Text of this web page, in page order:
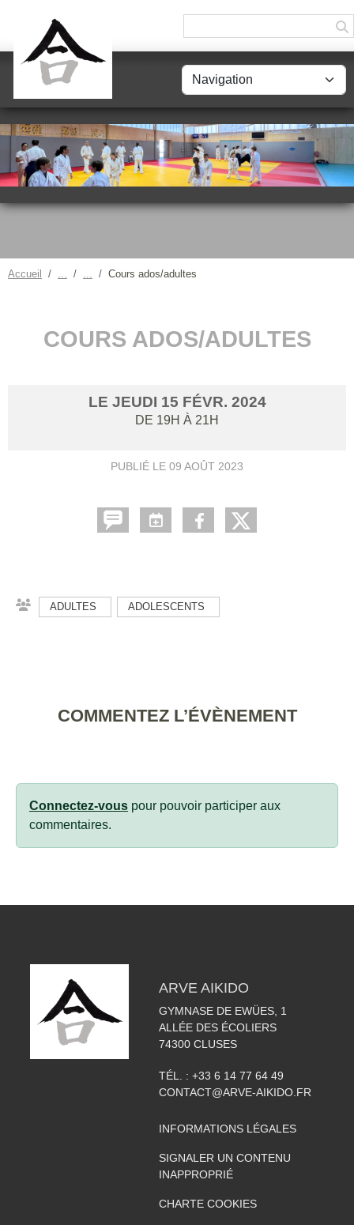
Accueil Cours ados/adultes
COURS ADOS/ADULTES
LE JEUDI 15 FÉVR. 2024
DE 19H À 21H
PUBLIÉ LE 09 AOÛT 2023
ADULTES ADOLESCENTS
COMMENTEZ L’ÉVÈNEMENT
Connectez-vous pour pouvoir participer aux
commentaires.
ARVE AIKIDO
GYMNASE DE EWÜES, 1
ALLÉE DES ÉCOLIERS
74300 CLUSES
TÉL. : +33 6 14 77 64 49
CONTACT@ARVE-AIKIDO.FR
INFORMATIONS LÉGALES
SIGNALER UN CONTENU
INAPPROPRIÉ
CHARTE COOKIES